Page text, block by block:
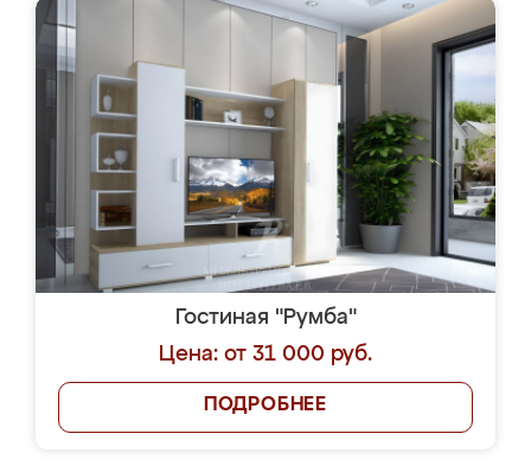
Гостиная "Румба"
Цена: от 31 000 руб.
ПОДРОБНЕЕ